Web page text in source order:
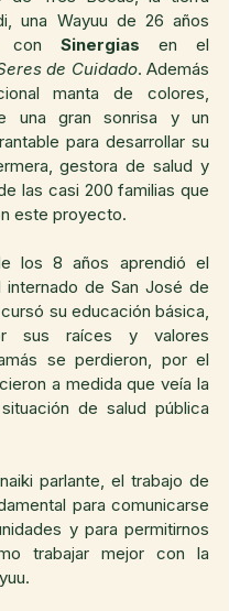
una Wayuu de 26 años
con Sinergias en el
de Cuidado. Además
manta de colores,
una gran sonrisa y un
para desarrollar su
gestora de salud y
las casi 200 familias que
este proyecto.
los 8 años aprendió el
internado de San José de
su educación básica,
sus raíces y valores
se perdieron, por el
a medida que veía la
de salud pública
parlante, el trabajo de
para comunicarse
y para permitirnos
trabajar mejor con la